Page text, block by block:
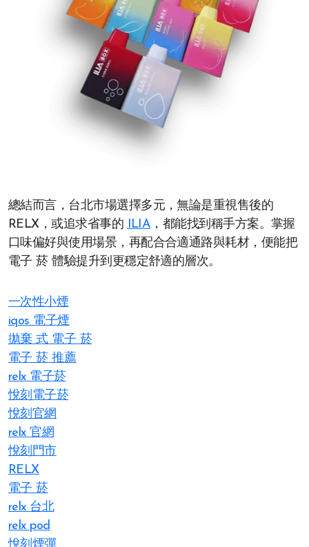
總結而言，台北市場選擇多元，無論是重視售後的
RELX，或追求省事的 ILIA ，都能找到稱手方案。掌握
口味偏好與使用場景，再配合合適通路與耗材，便能把
電子 菸 體驗提升到更穩定舒適的層次。
一次性小煙
iqos 電子煙​
拋棄 式 電子 菸​
電子 菸 推薦
relx 電子菸
悅刻電子菸
悅刻官網
relx 官網
悅刻門市
RELX
電子 菸
relx 台北
relx pod